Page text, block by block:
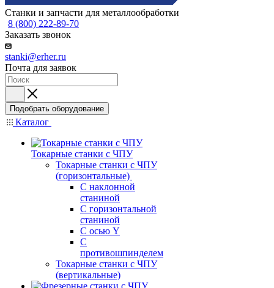
Станки и запчасти для металлообработки
8 (800) 222-89-70
Заказать звонок
stanki@erher.ru
Почта для заявок
Подобрать оборудование
Каталог
Токарные станки с ЧПУ
Токарные станки с ЧПУ
(горизонтальные)
С наклонной
станиной
С горизонтальной
станиной
С осью Y
С
противошпинделем
Токарные станки с ЧПУ
(вертикальные)